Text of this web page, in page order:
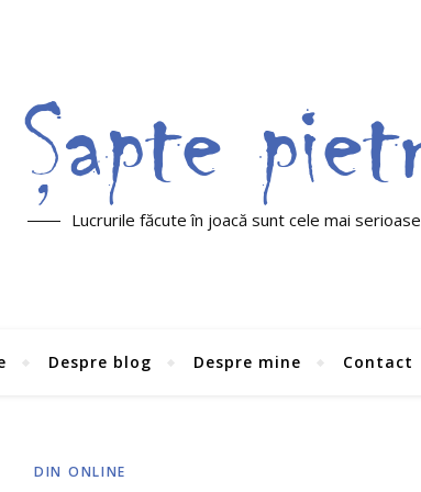
Lucrurile făcute în joacă sunt cele mai serioase
Despre blog Despre mine Contact
DIN ONLINE